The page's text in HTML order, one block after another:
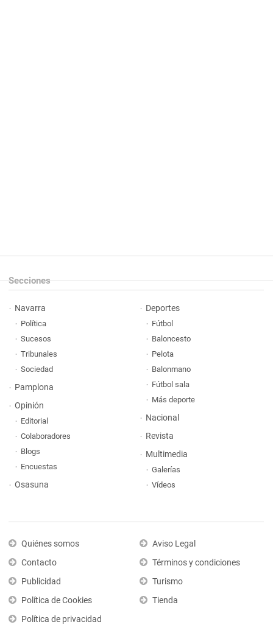
Secciones
Navarra
Política
Sucesos
Tribunales
Sociedad
Pamplona
Opinión
Editorial
Colaboradores
Blogs
Encuestas
Osasuna
Deportes
Fútbol
Baloncesto
Pelota
Balonmano
Fútbol sala
Más deporte
Nacional
Revista
Multimedia
Galerías
Vídeos
Quiénes somos
Contacto
Publicidad
Política de Cookies
Política de privacidad
Aviso Legal
Términos y condiciones
Turismo
Tienda